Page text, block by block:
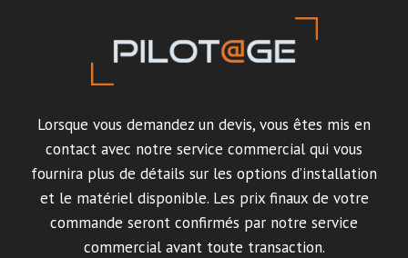
Lorsque vous demandez un devis, vous êtes mis en
contact avec notre service commercial qui vous
fournira plus de détails sur les options d’installation
et le matériel disponible. Les prix finaux de votre
commande seront confirmés par notre service
commercial avant toute transaction.